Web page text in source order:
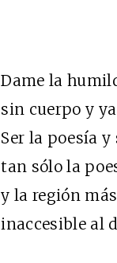
Dame la
sin cuerpo y
Ser la poesía y
tan sólo la
y la región
inaccesible al